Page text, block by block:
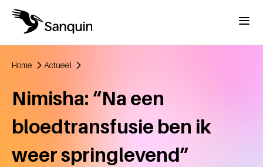
Overslaan en naar de inhoud gaan
Menu
Home Actueel
Nimisha: “Na een
bloedtransfusie ben ik
weer springlevend”